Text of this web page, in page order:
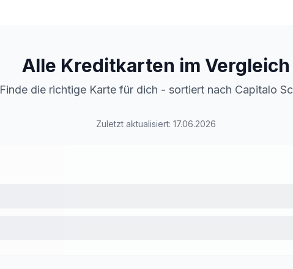
Alle Kreditkarten im Vergleich
Finde die richtige Karte für dich - sortiert nach Capitalo
Zuletzt aktualisiert: 17.06.2026